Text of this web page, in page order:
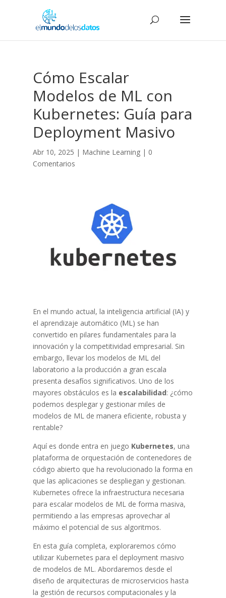
Cómo Escalar
Modelos de ML con
Kubernetes: Guía para
Deployment Masivo
Abr 10, 2025 | Machine Learning| 0
Comentarios
En el mundo actual, la inteligencia artificial (IA) y
el aprendizaje automático (ML) se han
convertido en pilares fundamentales para la
innovación y la competitividad empresarial. Sin
embargo, llevar los modelos de ML del
laboratorio a la producción a gran escala
presenta desafíos significativos. Uno de los
mayores obstáculos es la escalabilidad: ¿cómo
podemos desplegar y gestionar miles de
modelos de ML de manera eficiente, robusta y
rentable?
Aquí es donde entra en juego Kubernetes, una
plataforma de orquestación de contenedores de
código abierto que ha revolucionado la forma en
que las aplicaciones se despliegan y gestionan.
Kubernetes ofrece la infraestructura necesaria
para escalar modelos de ML de forma masiva,
permitiendo a las empresas aprovechar al
máximo el potencial de sus algoritmos.
En esta guía completa, exploraremos cómo
utilizar Kubernetes para el deployment masivo
de modelos de ML. Abordaremos desde el
diseño de arquitecturas de microservicios hasta
la gestión de recursos computacionales y la